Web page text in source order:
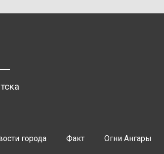
города Факт Огни Ангары